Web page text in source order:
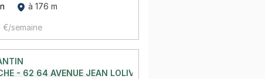
à 176 m
€/semaine
- 62 64 AVENUE JEAN LOLIVE - PANTIN